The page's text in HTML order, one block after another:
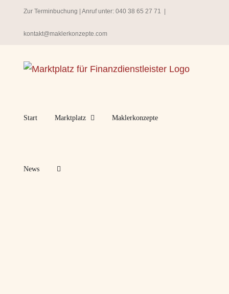
springen
Zur Terminbuchung | Anruf unter: 040 38 65 27 71
kontakt@maklerkonzepte.com
Start Marktplatz Maklerkonzepte
News